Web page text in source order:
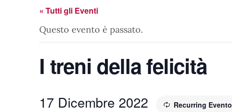
« Tutti gli Eventi
Questo evento è passato.
I treni della felicità
17 Dicembre 2022 Recurring Evento